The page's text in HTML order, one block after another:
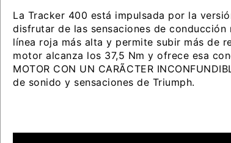
La Tracker 400 está impulsada por la
disfrutar de las sensaciones de conducción
línea roja más alta y permite subir más de
motor alcanza los 37,5 Nm y ofrece esa
MOTOR CON UN CARÃCTER
de sonido y sensaciones de Triumph.